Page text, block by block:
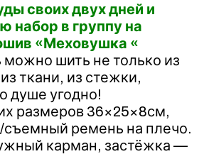
своих двух дней и
набор в группу на
«Меховушка «
шить не только из
ткани, из стежки,
душе угодно!
размеров 36×25×8см,
съемный ремень на плечо.
карман, застёжка —